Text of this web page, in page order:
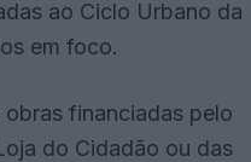
ao Ciclo Urbano da
em foco.
financiadas pelo
do Cidadão ou das